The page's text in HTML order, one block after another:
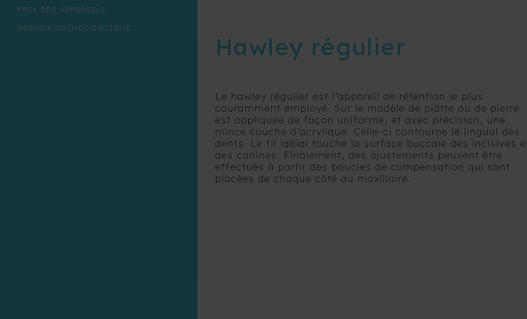
FRANKEL
PRIX DES APPAREILS
AGENDA ORTHODONTIQUE
Hawley régulier
Le hawley régulier est l’appareil de rétention le plus
couramment employé. Sur le modèle de plâtre ou de pierre
est appliquée de façon uniforme, et avec précision, une
mince couche d’acrylique. Celle-ci contourne le lingual des
dents. Le fil labial touche la surface buccale des incisives
des canines. Finalement, des ajustements peuvent être
effectués à partir des boucles de compensation qui sont
placées de chaque côté du maxillaire.